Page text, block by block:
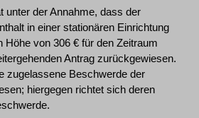
unter der Annahme, dass der
in einer stationären Einrichtung
Höhe von 306 € für den Zeitraum
Antrag zurückgewiesen.
zugelassene Beschwerde der
hiergegen richtet sich deren